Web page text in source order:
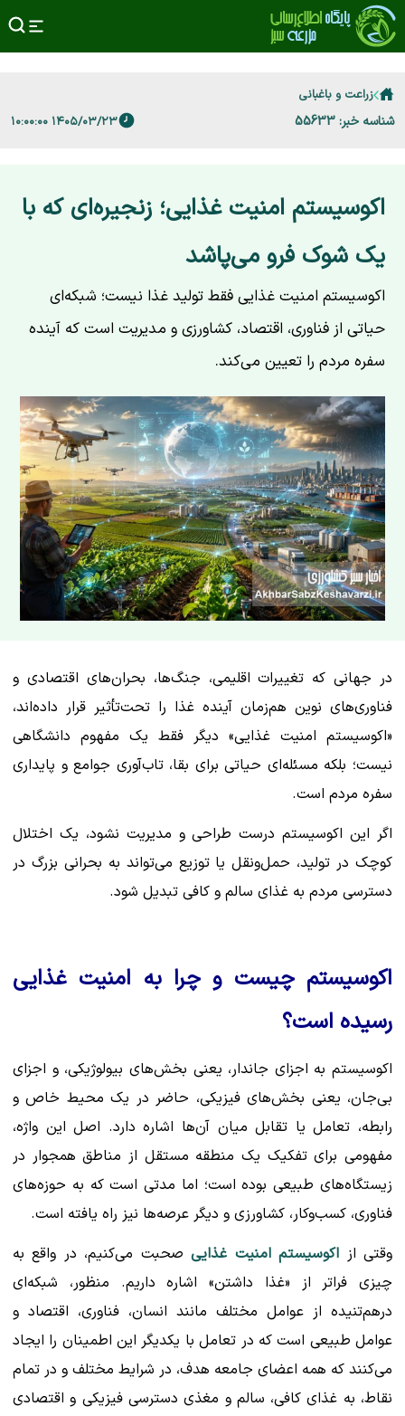
زراعت و باغبانی
شناسه خبر: 55633 ۱۴۰۵/۰۳/۲۳ ۱۰:۰۰:۰۰
اکوسیستم امنیت غذایی؛ زنجیره‌ای که با
یک شوک فرو می‌پاشد
اکوسیستم امنیت غذایی فقط تولید غذا نیست؛ شبکه‌ای
حیاتی از فناوری، اقتصاد، کشاورزی و مدیریت است که آینده
سفره مردم را تعیین می‌کند.
در جهانی که تغییرات اقلیمی، جنگ‌ها، بحران‌های اقتصادی و
فناوری‌های نوین هم‌زمان آینده غذا را تحت‌تأثیر قرار داده‌اند،
«اکوسیستم امنیت غذایی» دیگر فقط یک مفهوم دانشگاهی
نیست؛ بلکه مسئله‌ای حیاتی برای بقا، تاب‌آوری جوامع و پایداری
سفره مردم است.
اگر این اکوسیستم درست طراحی و مدیریت نشود، یک اختلال
کوچک در تولید، حمل‌ونقل یا توزیع می‌تواند به بحرانی بزرگ در
دسترسی مردم به غذای سالم و کافی تبدیل شود.
اکوسیستم چیست و چرا به امنیت غذایی
رسیده است؟
اکوسیستم به اجزای جاندار، یعنی بخش‌های بیولوژیکی، و اجزای
بی‌جان، یعنی بخش‌های فیزیکی، حاضر در یک محیط خاص و
رابطه، تعامل یا تقابل میان آن‌ها اشاره دارد. اصل این واژه،
مفهومی برای تفکیک یک منطقه مستقل از مناطق همجوار در
زیستگاه‌های طبیعی بوده است؛ اما مدتی است که به حوزه‌های
فناوری، کسب‌وکار، کشاورزی و دیگر عرصه‌ها نیز راه یافته است.
وقتی از اکوسیستم امنیت غذاییصحبت می‌کنیم، در واقع به
چیزی فراتر از «غذا داشتن» اشاره داریم. منظور، شبکه‌ای
درهم‌تنیده از عوامل مختلف مانند انسان، فناوری، اقتصاد و
عوامل طبیعی است که در تعامل با یکدیگر این اطمینان را ایجاد
می‌کنند که همه اعضای جامعه هدف، در شرایط مختلف و در تمام
نقاط، به غذای کافی، سالم و مغذی دسترسی فیزیکی و اقتصادی